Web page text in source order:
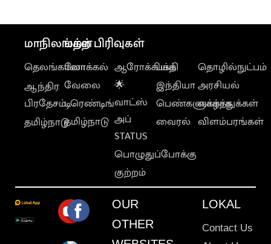
மாநிலங்கள்
தெலங்கானா
ஆந்திர
பிரதேசம்
தமிழ்நாடு
மற்ற பிரிவுகள்
லோக்கல்
வேலை
டிரெண்டிங்
தமிழ்நாடு
ஆரோக்கியம்
🌟
வாட்ஸ்
அப்
STATUS
பொழுதுப்போக்கு
குற்றம்
பக்தி
இந்தியா
பெண்களுக்காக
வைரல்
தொழில்நுட்பம்
அரசியல்
வாழ்த்துக்கள்
விளம்பரங்கள்
OUR
OTHER
LOKAL
Contact Us